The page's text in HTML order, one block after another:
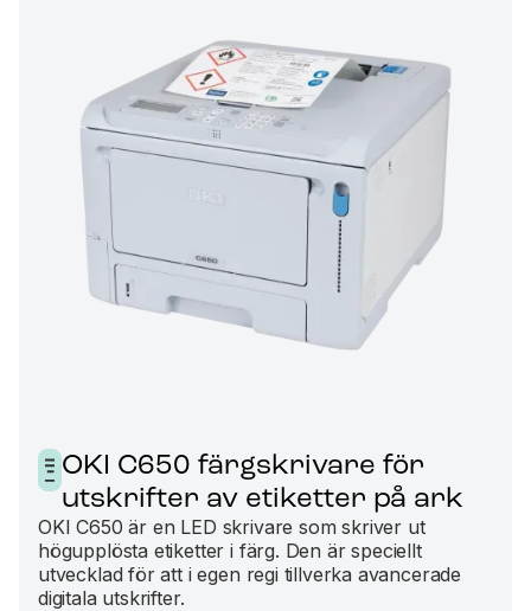
OKI C650 färgskrivare för
utskrifter av etiketter på ark
OKI C650 är en LED skrivare som skriver ut
högupplösta etiketter i färg. Den är speciellt
utvecklad för att i egen regi tillverka avancerade
digitala utskrifter.